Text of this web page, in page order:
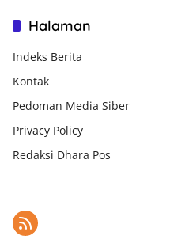
Halaman
Indeks Berita
Kontak
Pedoman Media Siber
Privacy Policy
Redaksi Dhara Pos